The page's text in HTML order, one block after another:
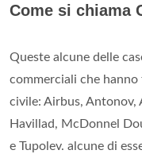
Come si chiama
Queste alcune delle
commerciali che
civile: Airbus, Antonov,
Havillad, McDonnel
e Tupolev. alcune di